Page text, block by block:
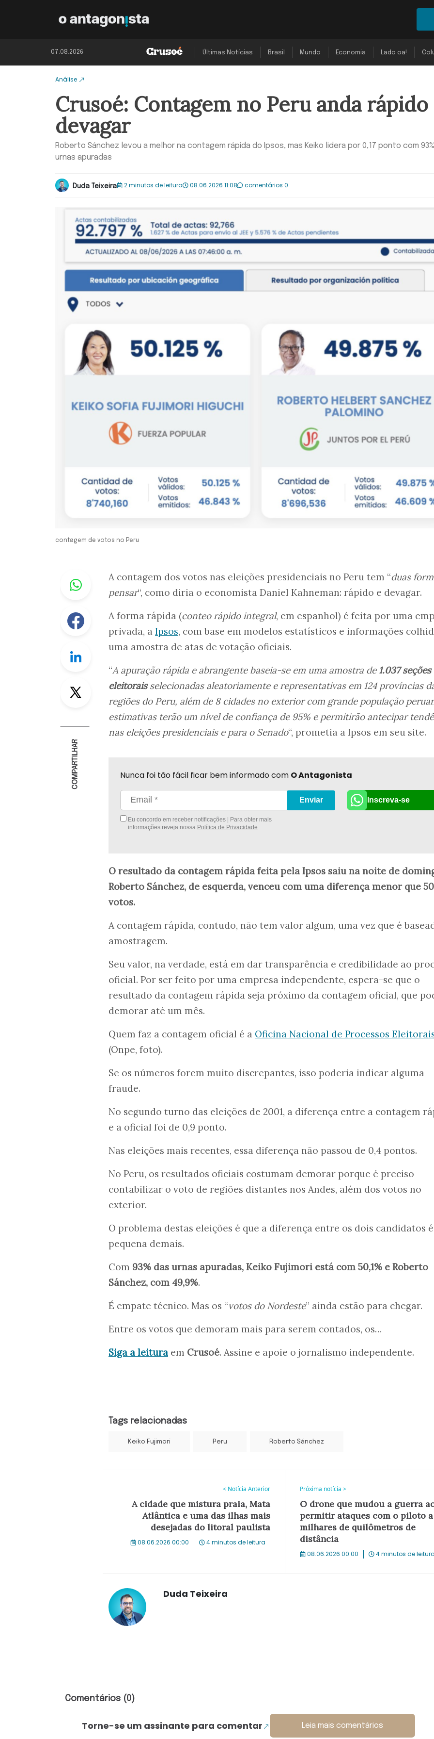
07.08.2026 Últimas Notícias Brasil Mundo Economia Lado oa!
Análise
Crusoé: Contagem no Peru anda rápido
devagar
Roberto Sánchez levou a melhor na contagem rápida do Ipsos, mas Keiko lidera por 0,17 ponto com
urnas apuradas
Duda Teixeira 2 minutos de leitura 08.06.2026 11:08 comentários 0
contagem de votos no Peru
Whastapp
Facebook
Linkedin
Twitter
COMPARTILHAR
A contagem dos votos nas eleições presidenciais no Peru tem “duas
pensar“, como diria o economista Daniel Kahneman: rápido e devagar.
A forma rápida (conteo rápido integral, em espanhol) é feita por uma
privada, a Ipsos, com base em modelos estatísticos e informações
uma amostra de atas de votação oficiais.
“A apuração rápida e abrangente baseia-se em uma amostra de 1.037 seções
eleitoraisselecionadas aleatoriamente e representativas em 124 províncias
regiões do Peru, além de 8 cidades no exterior com grande população
estimativas terão um nível de confiança de 95% e permitirão antecipar
nas eleições presidenciais e para o Senado“, prometia a Ipsos em seu site.
Nunca foi tão fácil ficar bem informado com O Antagonista
Eu concordo em receber notificações | Para obter mais
informações reveja nossa Política de Privacidade.
Enviar Inscreva-se
O resultado da contagem rápida feita pela Ipsos saiu na noite de
Roberto Sánchez, de esquerda, venceu com uma diferença menor que
votos.
A contagem rápida, contudo, não tem valor algum, uma vez que é
amostragem.
Seu valor, na verdade, está em dar transparência e credibilidade ao
oficial. Por ser feito por uma empresa independente, espera-se que o
resultado da contagem rápida seja próximo da contagem oficial, que
demorar até um mês.
Quem faz a contagem oficial é a Oficina Nacional de Processos
(Onpe, foto).
Se os números forem muito discrepantes, isso poderia indicar alguma
fraude.
No segundo turno das eleições de 2001, a diferença entre a contagem
e a oficial foi de 0,9 ponto.
Nas eleições mais recentes, essa diferença não passou de 0,4 pontos.
No Peru, os resultados oficiais costumam demorar porque é preciso
contabilizar o voto de regiões distantes nos Andes, além dos votos no
exterior.
O problema destas eleições é que a diferença entre os dois candidatos é
pequena demais.
Com 93% das urnas apuradas, Keiko Fujimori está com 50,1% e Roberto
Sánchez, com 49,9%.
É empate técnico. Mas os “votos do Nordeste” ainda estão para chegar.
Entre os votos que demoram mais para serem contados, os…
Siga a leitura em Crusoé. Assine e apoie o jornalismo independente.
Tags relacionadas
Keiko Fujimori Peru Roberto Sánchez
< Notícia Anterior
A cidade que mistura praia, Mata
Atlântica e uma das ilhas mais
desejadas do litoral paulista
08.06.2026 00:00 4 minutos de leitura
Próxima notícia >
O drone que mudou a guerra
permitir ataques com o piloto a
milhares de quilômetros de
distância
08.06.2026 00:00 4 minutos de
Duda Teixeira
Comentários (0)
Torne-se um assinante para comentar Leia mais comentários